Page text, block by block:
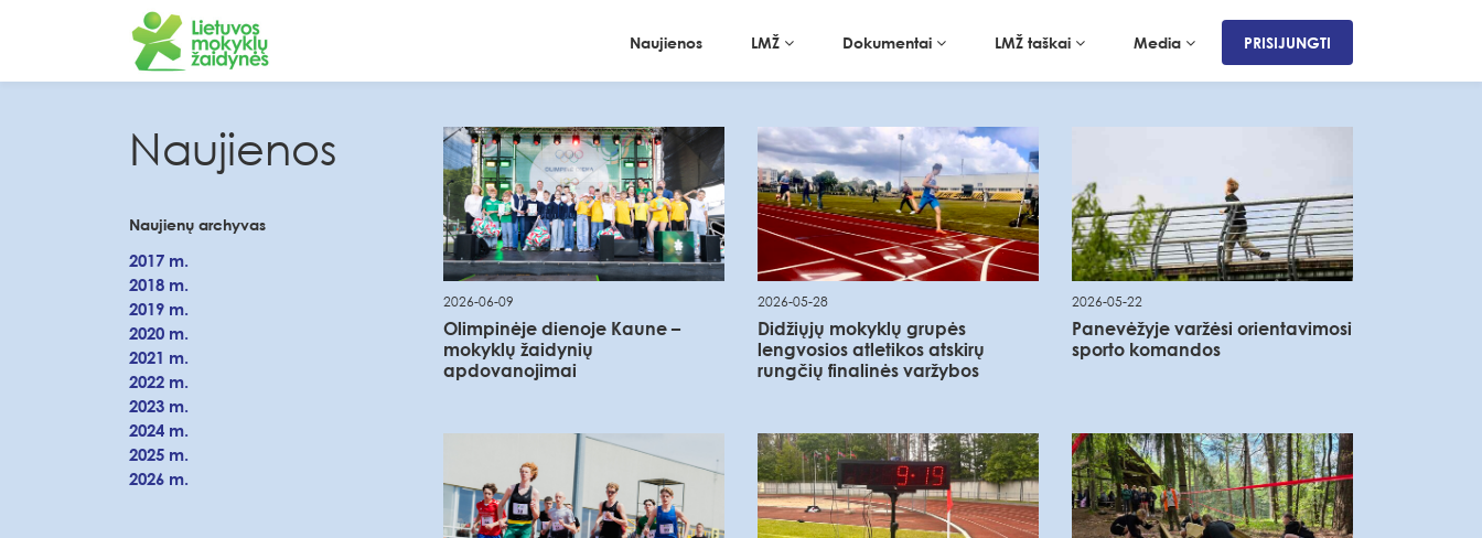
Naujienos LMŽ Dokumentai LMŽ taškai Media PRISIJUNGTI
Naujienos
Naujienų archyvas
2017 m.
2018 m.
2019 m.
2020 m.
2021 m.
2022 m.
2023 m.
2024 m.
2025 m.
2026 m.
2026-06-09
Olimpinėje dienoje Kaune –
mokyklų žaidynių
apdovanojimai
2026-05-28
Didžiųjų mokyklų grupės
lengvosios atletikos atskirų
rungčių finalinės varžybos
2026-05-22
Panevėžyje varžėsi orientavimosi
sporto komandos